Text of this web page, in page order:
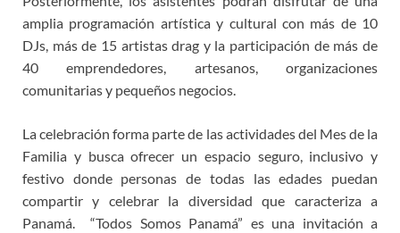
amplia programación artística y cultural con más de 10
DJs, más de 15 artistas drag y la participación de más de
40 emprendedores, artesanos, organizaciones
comunitarias y pequeños negocios.
La celebración forma parte de las actividades del Mes de la
Familia y busca ofrecer un espacio seguro, inclusivo y
festivo donde personas de todas las edades puedan
compartir y celebrar la diversidad que caracteriza a
Panamá. “Todos Somos Panamá” es una invitación a